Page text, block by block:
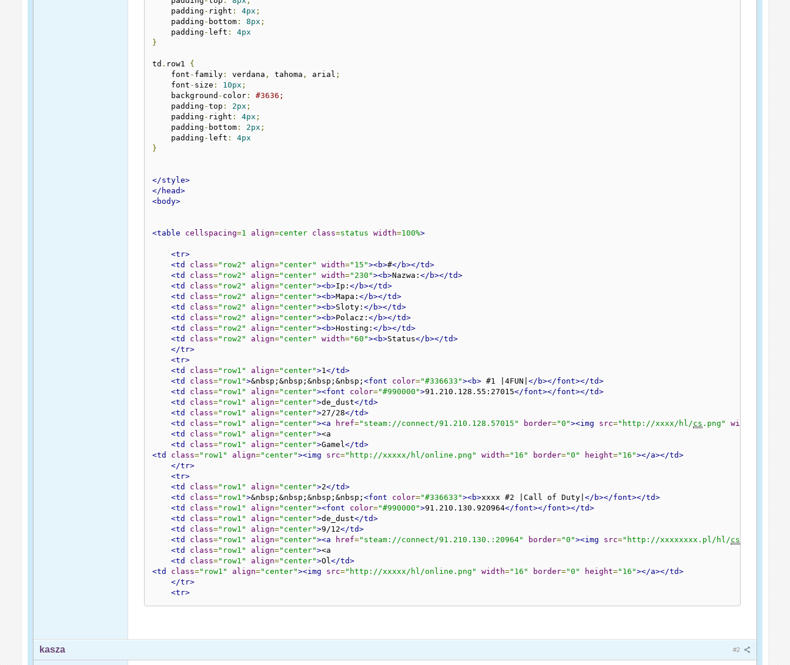
    padding
- right : 4px ;
    padding
- bottom : 8px ;
    padding
- left :
4px
}
td . row1 {
    font
- family : verdana , tahoma , arial ;
    font
- size : 10px ;
    background
- color :
#3636;
    padding
-top : 2px ;
    padding
- right : 4px ;
    padding
- bottom : 2px ;
    padding
- left :
4px
}
</style>
</head>
<body>
<table cellspacing=1 align=center class=status width=100%>
<tr>
<td
class="row2" align="center" width="15"><b>#</b></td>
<td
class="row2" align="center" width="230"><b>Nazwa:</b></td>
<td
class="row2" align="center"><b>Ip:</b></td>
<td
class="row2" align="center"><b>Mapa:</b></td>
<td
class="row2" align="center"><b>Sloty:</b></td>
<td
class="row2" align="center"><b>Polacz:</b></td>
<td
class="row2" align="center"><b>Hosting:</b></td>
<td
class="row2" align="center" width="60"><b>Status</b></td>
</tr>
<tr>
<td
class="row1" align="center">1</td>
<td
class="row1">&nbsp;&nbsp;&nbsp;&nbsp;<font color="#336633"><b> #1 |4FUN|</b></font></td>
<td
class="row1" align="center"><font color="#990000">91.210.128.55:27015</font></font></td>
<td
class="row1" align="center">de_dust</td>
<td
class="row1" align="center">27/28</td>
<td
class="row1" align="center"><a href="steam://connect/91.210.128.57015" border="0"><img src="http://xxxx/hl/cs .png" width
<td
class="row1" align="center"><a
<td
class="row1" align="center">Gamel</td>
<td
class="row1" align="center"><img src="http://xxxxx/hl/online.png" width="16" border="0" height="16"></a></td>
</tr>
<tr>
<td
class="row1" align="center">2</td>
<td
class="row1">&nbsp;&nbsp;&nbsp;&nbsp;<font color="#336633"><b>xxxx #2 |Call of Duty|</b></font></td>
<td
class="row1" align="center"><font color="#990000">91.210.130.920964</font></font></td>
<td
class="row1" align="center">de_dust</td>
<td
class="row1" align="center">9/12</td>
<td
class="row1" align="center"><a href="steam://connect/91.210.130.:20964" border="0"><img src="http://xxxxxxxx.pl/hl/cs
<td
class="row1" align="center"><a
<td
class="row1" align="center">Ol</td>
<td
class="row1" align="center"><img src="http://xxxxx/hl/online.png" width="16" border="0" height="16"></a></td>
</tr>
<tr>
#2
kasza